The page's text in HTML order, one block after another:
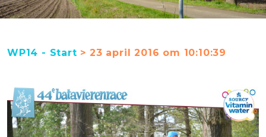
WP14 - Start > 23 april 2016 om 10:10:39